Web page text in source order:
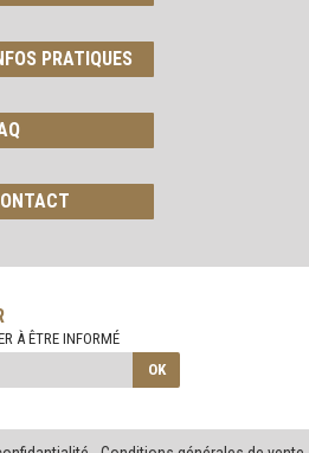
PRATIQUES
À ÊTRE INFORMÉ
OK